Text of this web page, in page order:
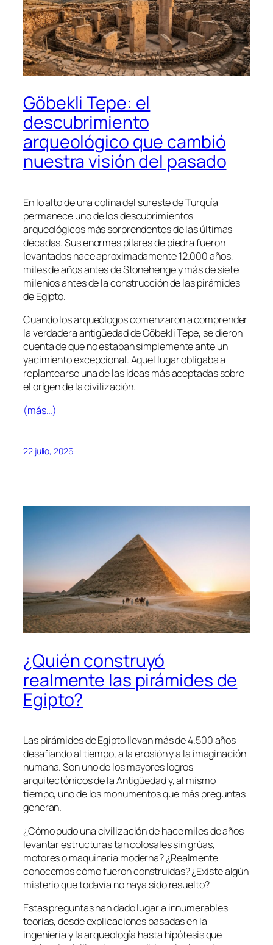
Göbekli Tepe: el
descubrimiento
arqueológico que cambió
nuestra visión del pasado
En lo alto de una colina del sureste de Turquía
permanece uno de los descubrimientos
arqueológicos más sorprendentes de las últimas
décadas. Sus enormes pilares de piedra fueron
levantados hace aproximadamente 12.000 años,
miles de años antes de Stonehenge y más de siete
milenios antes de la construcción de las pirámides
de Egipto.
Cuando los arqueólogos comenzaron a comprender
la verdadera antigüedad de Göbekli Tepe, se dieron
cuenta de que no estaban simplemente ante un
yacimiento excepcional. Aquel lugar obligaba a
replantearse una de las ideas más aceptadas sobre
el origen de la civilización.
(más…)
22 julio, 2026
¿Quién construyó
realmente las pirámides de
Egipto?
Las pirámides de Egipto llevan más de 4.500 años
desafiando al tiempo, a la erosión y a la imaginación
humana. Son uno de los mayores logros
arquitectónicos de la Antigüedad y, al mismo
tiempo, uno de los monumentos que más preguntas
generan.
¿Cómo pudo una civilización de hace miles de años
levantar estructuras tan colosales sin grúas,
motores o maquinaria moderna? ¿Realmente
conocemos cómo fueron construidas? ¿Existe algún
misterio que todavía no haya sido resuelto?
Estas preguntas han dado lugar a innumerables
teorías, desde explicaciones basadas en la
ingeniería y la arqueología hasta hipótesis que